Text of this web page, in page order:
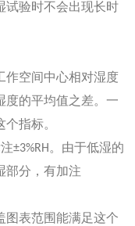
试验时不会出现长时
作空间中心相对湿度
度的平均值之差。一
指标。
±3%RH。由于低湿的
部分，有加注
图表范围能满足这个